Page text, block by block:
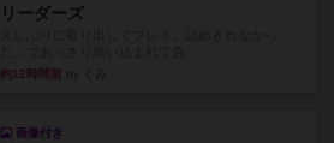
リーダーズ
約12時間前
画像付き